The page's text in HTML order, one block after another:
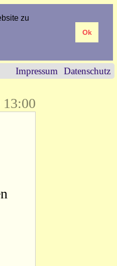
zu
Ok
Impressum
Datenschutz
13:00